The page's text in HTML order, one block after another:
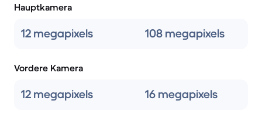
Hauptkamera
12 megapixels 108 megapixels
Vordere Kamera
12 megapixels 16 megapixels